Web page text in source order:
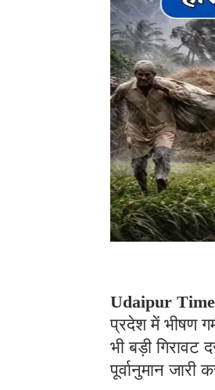
Udaipur
प्रदेश में भीषण
भी बड़ी गिरावट
पूर्वानुमान